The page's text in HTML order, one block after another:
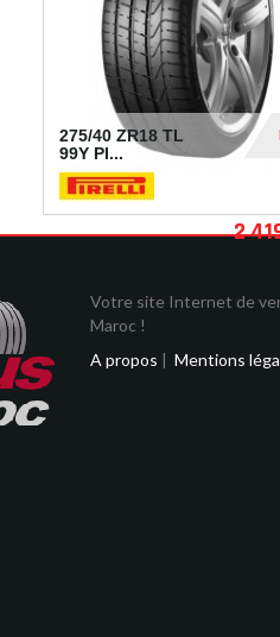
275/40 ZR18 TL
99Y PI...
2
Votre site Internet de
Maroc !
A propos | Mentions